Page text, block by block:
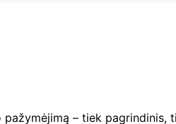
– tiek pagrindinis,